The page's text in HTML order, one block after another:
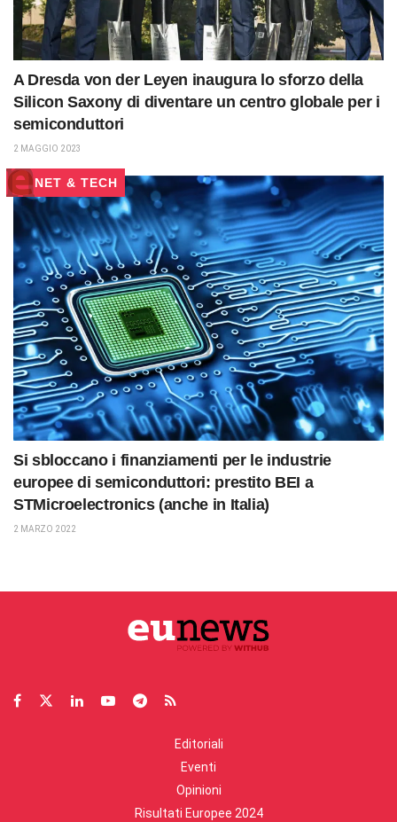
A Dresda von der Leyen inaugura lo sforzo della
Silicon Saxony di diventare un centro globale per i
semiconduttori
2 MAGGIO 2023
NET & TECH
Si sbloccano i finanziamenti per le industrie
europee di semiconduttori: prestito BEI a
STMicroelectronics (anche in Italia)
2 MARZO 2022
Editoriali
Eventi
Opinioni
Risultati Europee 2024